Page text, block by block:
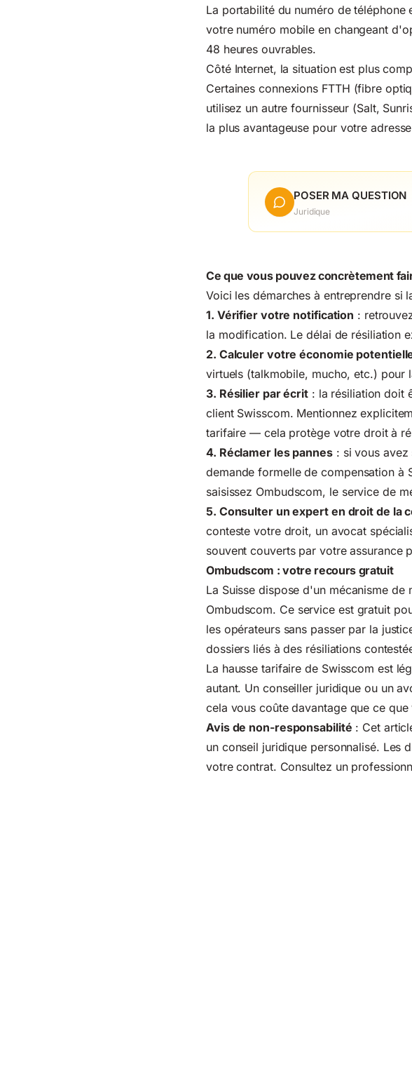
La portabilité du numéro de
votre numéro mobile en changeant
48 heures ouvrables.
Côté Internet, la situation est plus
Certaines connexions FTTH (fibre
utilisez un autre fournisseur (Salt,
la plus avantageuse pour votre
POSER MA QUESTION
Juridique
Ce que vous pouvez concrètement
Voici les démarches à entreprendre si
1. Vérifier votre notification :
la modification. Le délai de résiliation
2. Calculer votre économie
virtuels (talkmobile, mucho, etc.) pour
3. Résilier par écrit: la résiliation doit
client Swisscom. Mentionnez
tarifaire — cela protège votre droit à
4. Réclamer les pannes: si vous avez
demande formelle de compensation à
saisissez Ombudscom, le service de
5. Consulter un expert en droit de la
conteste votre droit, un avocat
souvent couverts par votre assurance
Ombudscom : votre recours gratuit
La Suisse dispose d'un mécanisme
Ombudscom. Ce service est gratuit
les opérateurs sans passer par la
dossiers liés à des résiliations
La hausse tarifaire de Swisscom est
autant. Un conseiller juridique ou un
cela vous coûte davantage que ce
Avis de non-responsabilité : Cet
un conseil juridique personnalisé. Les
votre contrat. Consultez un